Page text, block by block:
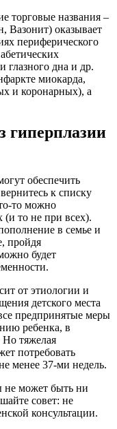
торговые названия –
Вазонит) оказывает
периферического
глазного дна и др.
миокарда,
и коронарных), а
гиперплазии
обеспечить
к списку
то можно
то не при всех).
в семье и
пройдя
будет
от этиологии и
детского места
предпринятые меры
ребенка, в
тяжелая
потребовать
менее 37-ми недель.
не может быть ни
совет: не
консультации.